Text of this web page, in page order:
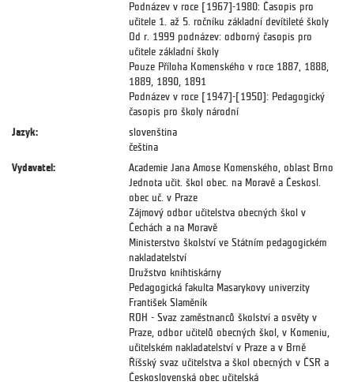
Podnázev v roce [1967]-1980: Časopis pro
učitele 1. až 5. ročníku základní devítileté školy
Od r. 1999 podnázev: odborný časopis pro
učitele základní školy
Pouze Příloha Komenského v roce 1887, 1888,
1889, 1890, 1891
Podnázev v roce [1947]-[1950]: Pedagogický
časopis pro školy národní
Jazyk:
slovenština
čeština
Vydavatel:
Academie Jana Amose Komenského, oblast Brno
Jednota učit. škol obec. na Moravě a Českosl.
obec uč. v Praze
Zájmový odbor učitelstva obecných škol v
Čechách a na Moravě
Ministerstvo školství ve Státním pedagogickém
nakladatelství
Družstvo knihtiskárny
Pedagogická fakulta Masarykovy univerzity
František Slaměník
ROH - Svaz zaměstnanců školství a osvěty v
Praze, odbor učitelů obecných škol, v Komeniu,
učitelském nakladatelství v Praze a v Brně
Říšský svaz učitelstva a škol obecných v ČSR a
Československá obec učitelská